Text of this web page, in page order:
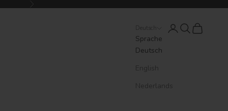
Vor
Deutsch
Sprache
Deutsch
English
Nederlands
Anmelden
SuchenWarenkorb